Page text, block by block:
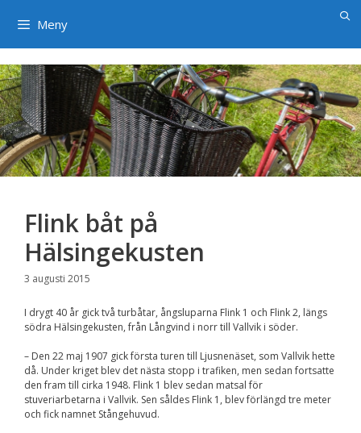
Meny
Flink båt på
Hälsingekusten
3 augusti 2015
I drygt 40 år gick två turbåtar, ångsluparna Flink 1 och Flink 2, längs
södra Hälsingekusten, från Långvind i norr till Vallvik i söder.
– Den 22 maj 1907 gick första turen till Ljusnenäset, som Vallvik hette
då. Under kriget blev det nästa stopp i trafiken, men sedan fortsatte
den fram till cirka 1948. Flink 1 blev sedan matsal för
stuveriarbetarna i Vallvik. Sen såldes Flink 1, blev förlängd tre meter
och fick namnet Stångehuvud.
×
Nödvändiga
Dessa kakor går
inte att välja